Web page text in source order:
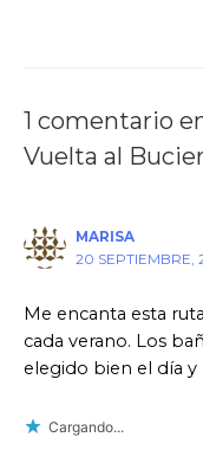
1 comentario
Vuelta al
MARISA
20 SEPTIEMBRE,
Me encanta esta
cada verano. Los
elegido bien el día
Cargando...